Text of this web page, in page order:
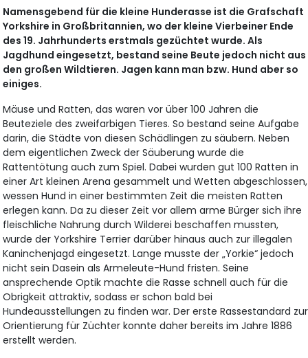
Namensgebend für die kleine Hunderasse ist die Grafschaft
Yorkshire in Großbritannien, wo der kleine Vierbeiner Ende
des 19. Jahrhunderts erstmals gezüchtet wurde. Als
Jagdhund eingesetzt, bestand seine Beute jedoch nicht aus
den großen Wildtieren. Jagen kann man bzw. Hund aber so
einiges.
Mäuse und Ratten, das waren vor über 100 Jahren die
Beuteziele des zweifarbigen Tieres. So bestand seine Aufgabe
darin, die Städte von diesen Schädlingen zu säubern. Neben
dem eigentlichen Zweck der Säuberung wurde die
Rattentötung auch zum Spiel. Dabei wurden gut 100 Ratten in
einer Art kleinen Arena gesammelt und Wetten abgeschlossen,
wessen Hund in einer bestimmten Zeit die meisten Ratten
erlegen kann. Da zu dieser Zeit vor allem arme Bürger sich ihre
fleischliche Nahrung durch Wilderei beschaffen mussten,
wurde der Yorkshire Terrier darüber hinaus auch zur illegalen
Kaninchenjagd eingesetzt. Lange musste der „Yorkie“ jedoch
nicht sein Dasein als Armeleute-Hund fristen. Seine
ansprechende Optik machte die Rasse schnell auch für die
Obrigkeit attraktiv, sodass er schon bald bei
Hundeausstellungen zu finden war. Der erste Rassestandard zur
Orientierung für Züchter konnte daher bereits im Jahre 1886
erstellt werden.